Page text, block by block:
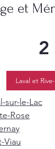
et
2
Laval et
sur-le-Lac
Rose
Viau